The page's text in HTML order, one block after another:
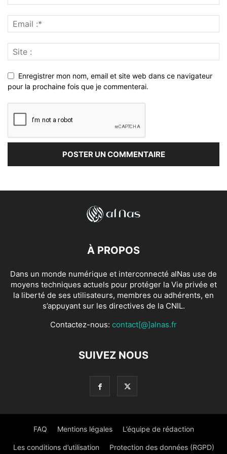
Enregistrer mon nom, email et site web dans ce navigateur
pour la prochaine fois que je commenterai.
À PROPOS
Dans un monde numérique et interconnecté alNas use de
moyens techniques actuels pour protéger la Vie privée et
la liberté de ses utilisateurs, membres ou adhérents, en
s’appuyant sur les directives de la CNIL.
Contactez-nous: contact[@]alnas.fr
SUIVEZ NOUS
FAQ Mentions légales L’équipe de rédaction
Les conditions d’utilisation Protection des données (RGPD)